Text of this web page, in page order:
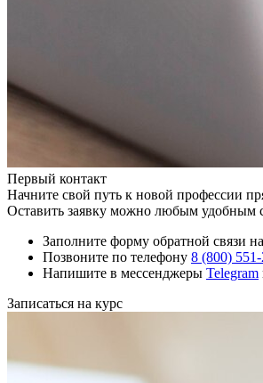
Первый контакт
Начните свой путь к новой профессии
Оставить заявку можно любым удобным
Заполните форму обратной связи
Позвоните по телефону 8 (800)
Напишите в мессенджеры Telegram
Записаться на курс